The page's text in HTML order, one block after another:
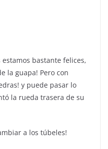
bastante felices,
la guapa! Pero con
y puede pasar lo
la rueda trasera de su
a los túbeles!